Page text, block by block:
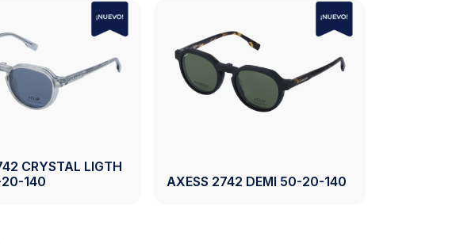
AXESS 2743 CRYSTAL GREY
50-19-140
140